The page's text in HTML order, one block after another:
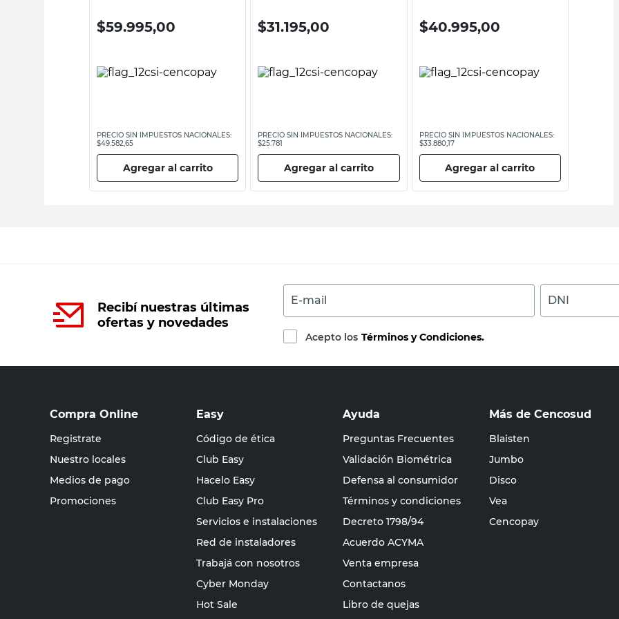
$59.995,00
PRECIO SIN IMPUESTOS NACIONALES:
$49.582,65
Agregar al carrito
$31.195,00
PRECIO SIN IMPUESTOS NACIONALES:
$25.781
Agregar al carrito
$40.995,00
PRECIO SIN IMPUESTOS NACIONALES:
$33.880,17
Agregar al carrito
Recibí nuestras últimas
ofertas y novedades
E-mail DNI
Acepto los Términos y Condiciones.
Compra Online
Registrate
Nuestro locales
Medios de pago
Promociones
Easy
Código de ética
Club Easy
Hacelo Easy
Club Easy Pro
Servicios e instalaciones
Red de instaladores
Trabajá con nosotros
Cyber Monday
Hot Sale
Ayuda
Preguntas Frecuentes
Validación Biométrica
Defensa al consumidor
Términos y condiciones
Decreto 1798/94
Acuerdo ACYMA
Venta empresa
Contactanos
Libro de quejas
Más de Cencosud
Blaisten
Jumbo
Disco
Vea
Cencopay